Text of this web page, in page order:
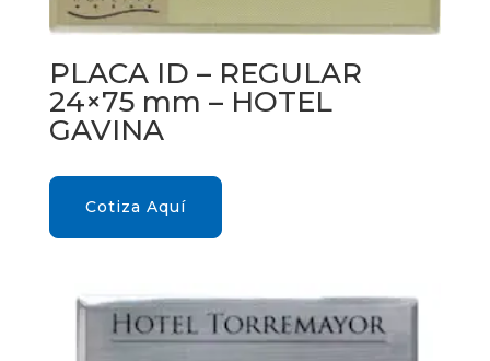
PLACA ID – REGULAR
24×75 mm – HOTEL
GAVINA
Cotiza Aquí